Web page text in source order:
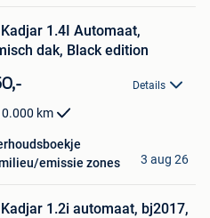
1.4I Automaat,
dak, Black edition
Details
km
emissie zones
3 aug 26
1.2i automaat, bj2017,